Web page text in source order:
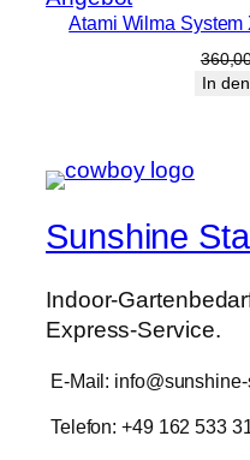
im
Angebot
Atami Wilma System
In
Sunshine
Indoor-
Express-Service.
E-Mail:
Telefon: +49 162 533